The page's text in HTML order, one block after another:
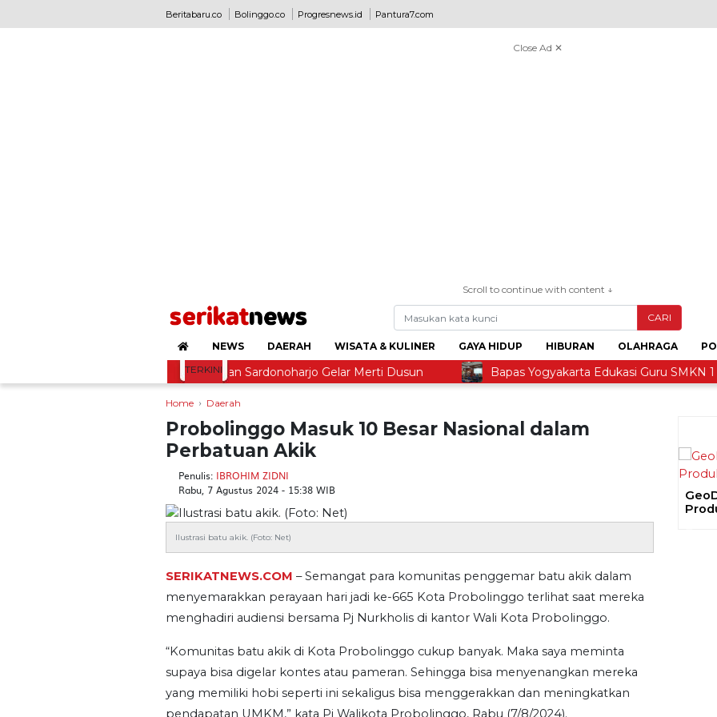
Beritabaru.co Bolinggo.co Progresnews.id Pantura7.com
Close Ad ✕
Scroll to continue with content ↓
CARI
NEWS DAERAH WISATA & KULINER GAYA HIDUP HIBURAN OLAHRAGA
TERKINI
Tradisi Leluhur, Warga Dayakan Sardonoharjo Gelar Merti Dusun Bapas Yogyakarta Edukasi Guru SMKN 1
Home Daerah
Probolinggo Masuk 10 Besar Nasional dalam
Perbatuan Akik
Penulis: IBROHIM ZIDNI
Rabu, 7 Agustus 2024 - 15:38 WIB
Ilustrasi batu akik. (Foto: Net)
SERIKATNEWS.COM – Semangat para komunitas penggemar batu akik dalam
menyemarakkan perayaan hari jadi ke-665 Kota Probolinggo terlihat saat mereka
menghadiri audiensi bersama Pj Nurkholis di kantor Wali Kota Probolinggo.
“Komunitas batu akik di Kota Probolinggo cukup banyak. Maka saya meminta
supaya bisa digelar kontes atau pameran. Sehingga bisa menyenangkan mereka
yang memiliki hobi seperti ini sekaligus bisa menggerakkan dan meningkatkan
pendapatan UMKM,” kata Pj Walikota Probolinggo, Rabu (7/8/2024).